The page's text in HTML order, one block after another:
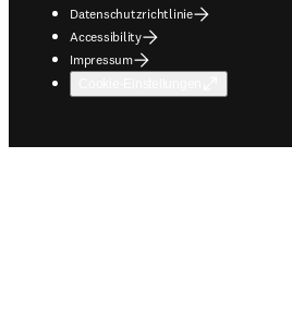
Datenschutzrichtlinie
Accessibility
Impressum